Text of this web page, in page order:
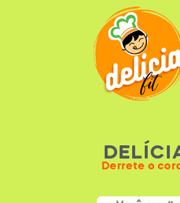
Derrete o